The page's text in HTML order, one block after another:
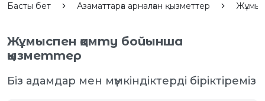
Басты бет Азаматтарға арналған қызметтер
Жұмыспен қамту бойынша
қызметтер
Біз адамдар мен мүмкіндіктерді біріктіреміз